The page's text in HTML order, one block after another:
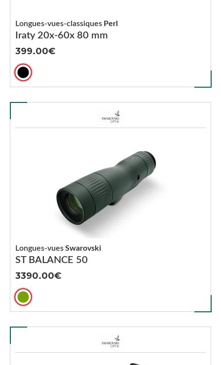
Iraty 20x-60x 80 mm
Longues-vues-classiques Perl
399.00
ST BALANCE 50
Longues-vuesSwarovski
3390.00